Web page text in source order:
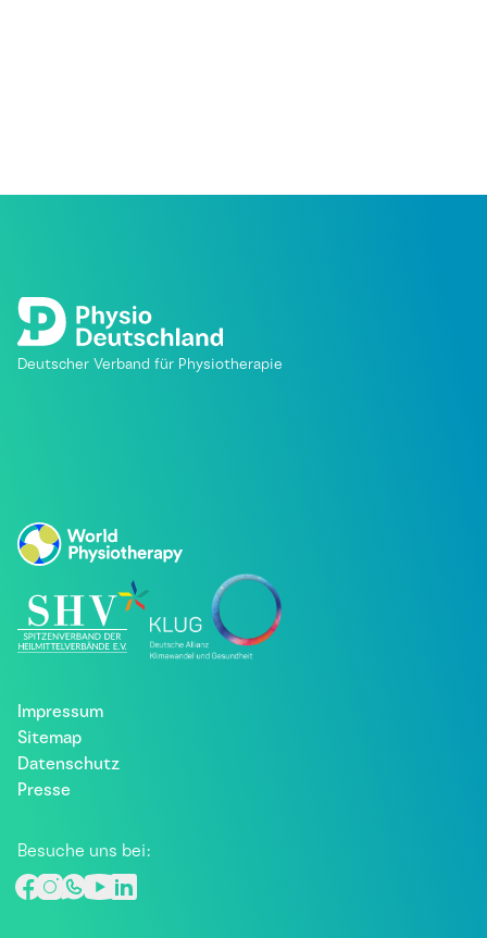
Deutscher Verband für Physiotherapie
Impressum
Sitemap
Datenschutz
Presse
Besuche uns bei: